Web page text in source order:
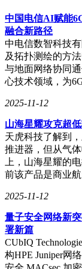
中国电信AI赋能
融合新路径
中电信数智科技
及拓扑测绘的方
与地面网络协同
心技术领域，为
2025-11-12
山海星耀攻克超
天虎科技了解到
推进器，但从气
上，山海星耀的
前该产品是商业
2025-11-12
量子安全网络新
署新篇
CUbIQ
构HPE Juniper网